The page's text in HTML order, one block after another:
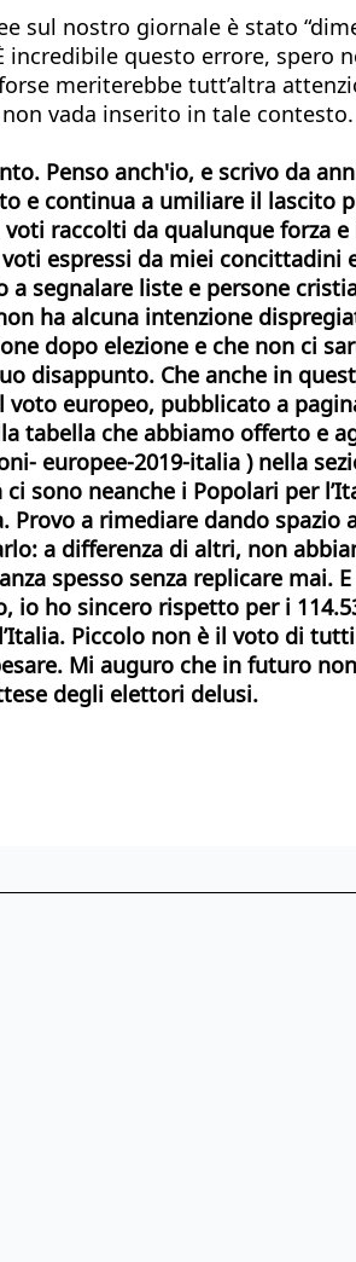
nostro giornale è stato
questo errore,
meriterebbe tutt’altra
vada inserito in tale
Penso anch'io, e scrivo da
e continua a umiliare il lascito
raccolti da qualunque forza
espressi da miei concittadini
segnalare liste e persone
ha alcuna intenzione
dopo elezione e che non ci
disappunto. Che anche in
europeo, pubblicato a
tabella che abbiamo offerto e
2019-italia ) nella
ci sono neanche i Popolari per
Provo a rimediare dando spazio
a differenza di altri, non
spesso senza replicare mai.
ho sincero rispetto per i
Piccolo non è il voto di
Mi auguro che in futuro
degli elettori delusi.